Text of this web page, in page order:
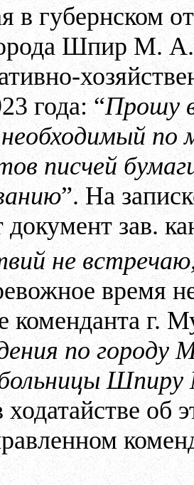
в губернском
Шпир М.
года: “Прошу
по
писчей
”. На
документ зав.
не
время
коменданта г.
по городу
Шпиру
об